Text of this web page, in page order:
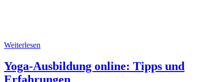
Weiterlesen
Yoga-Ausbildung online: Tipps und
Erfahrungen